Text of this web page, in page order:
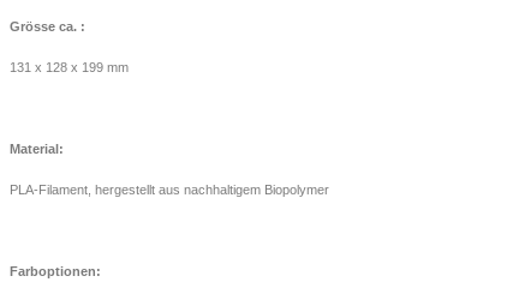
Grösse ca. :
131 x 128 x 199 mm
Material:
PLA-Filament, hergestellt aus nachhaltigem Biopolymer
Farboptionen: